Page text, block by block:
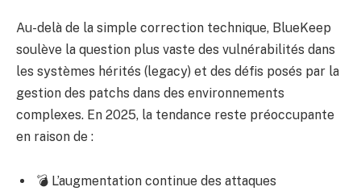
Au-delà de la simple correction technique, BlueKeep
soulève la question plus vaste des vulnérabilités dans
les systèmes hérités (legacy) et des défis posés par la
gestion des patchs dans des environnements
complexes. En 2025, la tendance reste préoccupante
en raison de :
💣 L’augmentation continue des attaques